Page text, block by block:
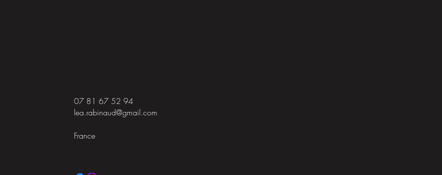
07 81 67 52 94
lea.rabinaud@gmail.com
France